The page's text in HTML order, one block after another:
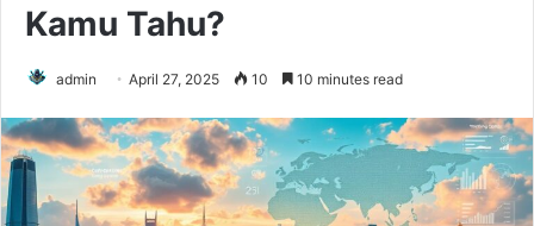
Kamu Tahu?
admin April 27, 2025 10 10 minutes read